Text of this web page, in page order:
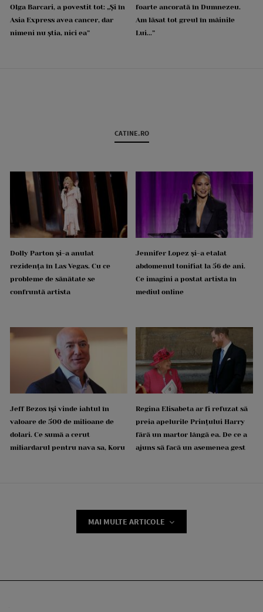
Olga Barcari, a povestit tot: „Și în
Asia Express avea cancer, dar
nimeni nu știa, nici ea”
foarte ancorată în Dumnezeu.
Am lăsat tot greul în mâinile
Lui...”
CATINE.RO
Dolly Parton și-a anulat
rezidența în Las Vegas. Cu ce
probleme de sănătate se
confruntă artista
Jennifer Lopez și-a etalat
abdomenul tonifiat la 56 de ani.
Ce imagini a postat artista în
mediul online
Jeff Bezos își vinde iahtul în
valoare de 500 de milioane de
dolari. Ce sumă a cerut
miliardarul pentru nava sa, Koru
Regina Elisabeta ar fi refuzat să
preia apelurile Prințului Harry
fără un martor lângă ea. De ce a
ajuns să facă un asemenea gest
MAI MULTE ARTICOLE